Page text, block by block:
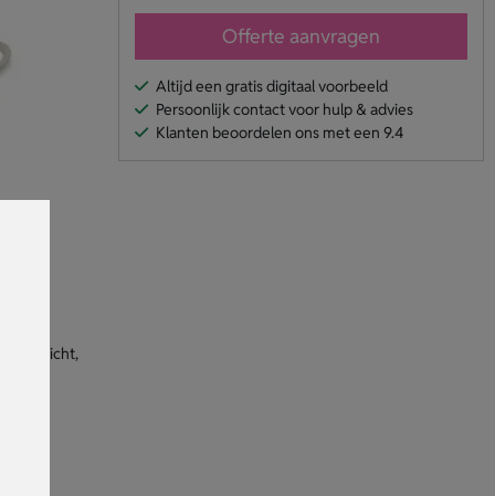
Licht,
Offerte aanvragen
Altijd een gratis digitaal voorbeeld
Persoonlijk contact voor hulp & advies
Klanten beoordelen ons met een 9.4